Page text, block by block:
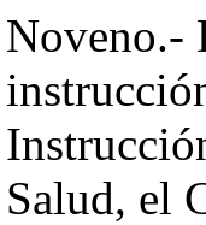
Noveno.-
Salud, el